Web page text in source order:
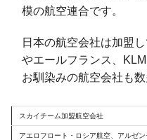
模の航空連合です。
日本の航空会社は加盟
やエールフランス、
お馴染みの航空会社も
スカイチーム加盟航空会社
アエロフロート・ロシア航空、アルゼ